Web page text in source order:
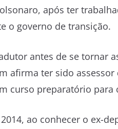
após ter
o governo de transição.
antes de se tornar
afirma ter sido
curso preparatório para
ao conhecer o ex-